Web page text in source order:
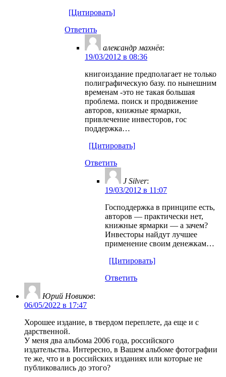
[Цитировать]
Ответить
александр махнёв:
19/03/2012 в 08:36
книгоиздание предполагает не только
полиграфическую базу. по нынешним
временам -это не такая большая
проблема. поиск и продвижение
авторов, книжные ярмарки,
привлечение инвесторов, гос
поддержка…
[Цитировать]
Ответить
J Silver:
19/03/2012 в 11:07
Господдержка в принципе есть,
авторов — практически нет,
книжные ярмарки — а зачем?
Инвесторы найдут лучшее
применение своим денежкам…
[Цитировать]
Ответить
Юрий Новиков:
06/05/2022 в 17:47
Хорошее издание, в твердом переплете, да еще и с
дарственной.
У меня два альбома 2006 года, российского
издательства. Интересно, в Вашем альбоме фотографии
те же, что и в российских изданиях или которые не
публиковались до этого?